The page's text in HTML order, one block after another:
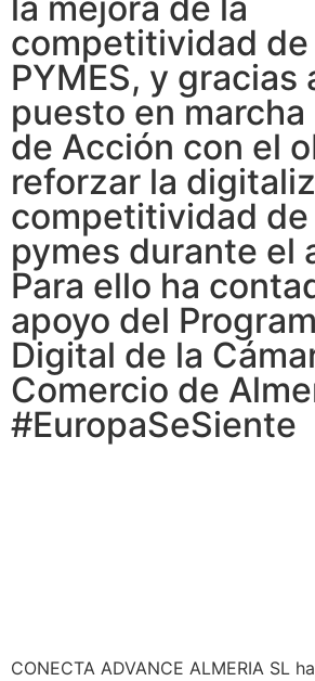
la mejora de la
competitividad de
PYMES, y gracias
puesto en marcha
de Acción con el
reforzar la
competitividad de
pymes durante el
Para ello ha
apoyo del
Digital de la
Comercio de
#EuropaSeSiente
CONECTA ADVANCE ALMERIA SL